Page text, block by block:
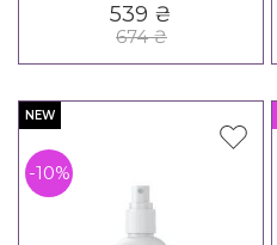
539 ₴
674₴
NEW
-10%